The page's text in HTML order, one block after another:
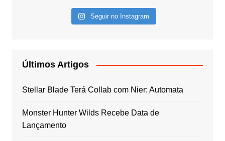
Seguir no Instagram
Últimos Artigos
Stellar Blade Terá Collab com Nier: Automata
Monster Hunter Wilds Recebe Data de
Lançamento